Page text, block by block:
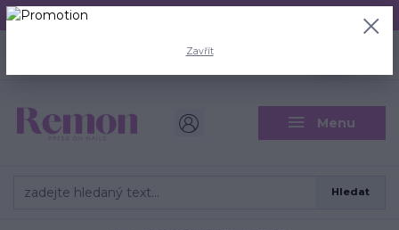
Aktuální doba odeslání je 3 - 5 pracovních dní.
Menu
CZK
Hledat
Zavřít